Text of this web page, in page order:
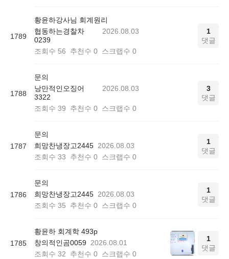
1789
황윤하강사님 회계원리
협동하는경찰차
0239
2026.08.03
조회수 56 추천수 0 스크랩수 0
1
댓글
1788
문의
낭만적인오징어
3322
2026.08.03
조회수 39 추천수 0 스크랩수 0
3
댓글
1787
문의
희망찬냉장고2445 2026.08.03
조회수 33 추천수 0 스크랩수 0
1
댓글
1786
문의
희망찬냉장고2445 2026.08.03
조회수 35 추천수 0 스크랩수 0
1
댓글
1785
황윤하 회계학 493p
창의적인곰0059 2026.08.01
조회수 32 추천수 0 스크랩수 0
1
댓글